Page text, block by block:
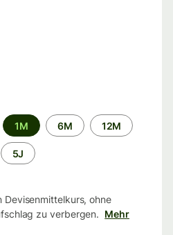
1M 6M 12M
5J
Devisenmittelkurs, ohne
zu verbergen. Mehr